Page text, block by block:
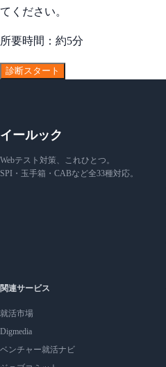
てください。
所要時間：約5分
診断スタート
イールック
Webテスト対策、これひとつ。
SPI・玉手箱・CABなど全33種対応。
関連サービス
就活市場
Digmedia
ベンチャー就活ナビ